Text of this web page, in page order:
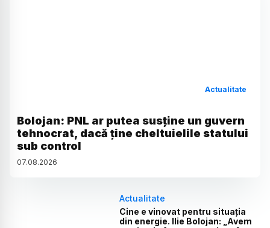
Actualitate
Bolojan: PNL ar putea susține un guvern
tehnocrat, dacă ține cheltuielile statului
sub control
07.08.2026
Actualitate
Cine e vinovat pentru situația
din energie. Ilie Bolojan: „Avem